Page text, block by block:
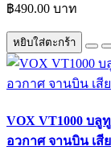
฿490.00 บาท
หยิบใส่ตะกร้า
VOX VT1000 บลู
อวกาศ จานบิน เสี